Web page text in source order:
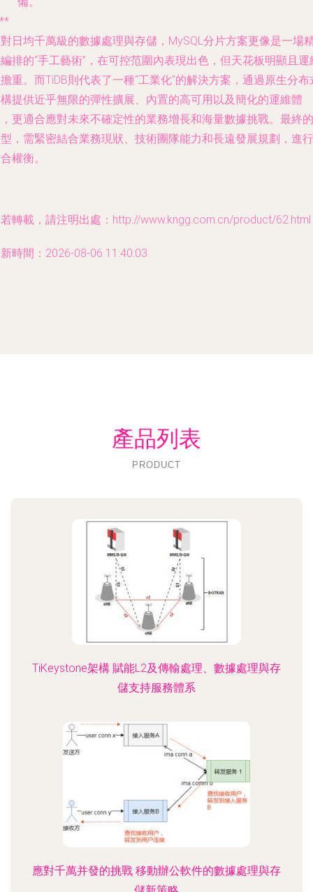
日均千萬級的數據處理與存儲，MySQL分片方案更像是一場
排的“手工藝術”，在可控范圍內表現出色，但天花板明顯且運
重。而TiDB則代表了一種“工業化”的解決方案，通過原生分布
提供近乎無限的彈性擴展、內置的高可用以及簡化的運維體
更適合應對未來不確定性的業務增長和海量數據挑戰。最終的
，需緊密結合業務現狀、技術團隊能力和長遠發展規劃，進行
權衡。
轉載，請注明出處：http://www.kngg.com.cn/product/62.html
時間：2026-08-06 11:40:03
產品列表
PRODUCT
TiKeystone架構 賦能L2及傳輸處理、數據處理與存
儲支持服務體系
應對千萬并發的挑戰 移動辦公軟件的數據處理與存